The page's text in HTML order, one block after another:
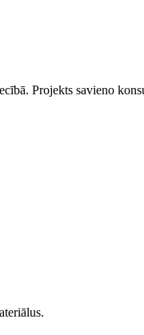
Projekts savieno